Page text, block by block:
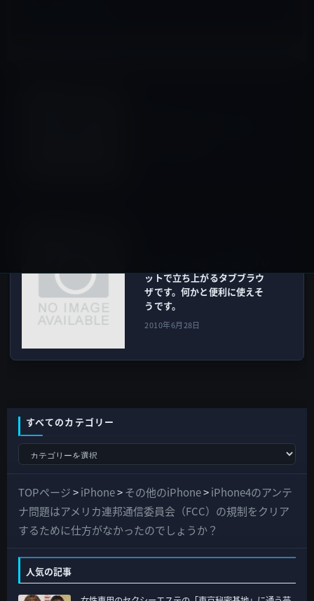
ットで立ち上がるタブブラウ
ザです。何かと便利に使えそ
うです。
2010年6月28日
すべてのカテゴリー
て
の
カ
リ
TOPページ>iPhone>その他のiPhone>iPhone4のアンテ
ナ問題はアメリカ連邦通信委員会（FCC）の規制をクリア
するために仕方がなかったのでしょうか？
人気の記事